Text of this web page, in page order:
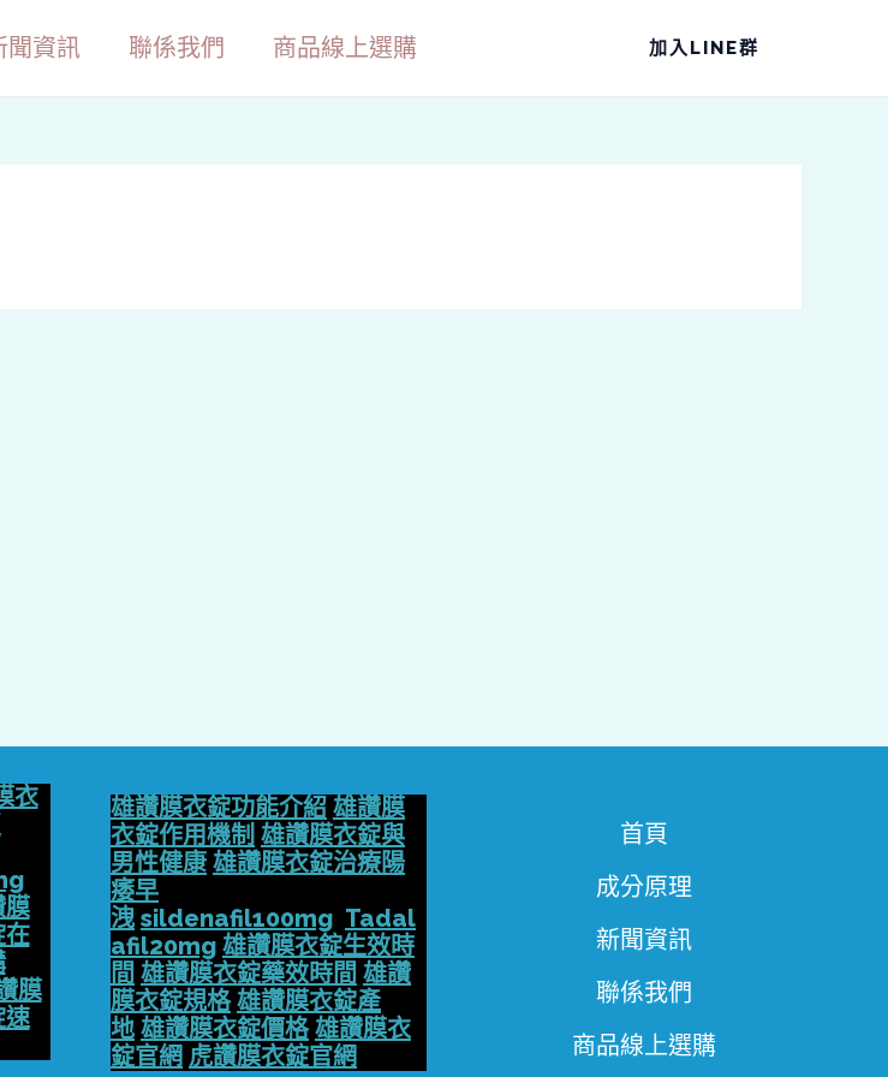
聞資訊 聯係我們 商品線上選購 加入LINE群
衣
膜
在
膜
速
雄讚膜衣錠功能介紹 雄讚膜
衣錠作用機制 雄讚膜衣錠與
男性健康 雄讚膜衣錠治療陽
痿早
洩 sildenafil100mg Tadal
afil20mg 雄讚膜衣錠生效時
間 雄讚膜衣錠藥效時間 雄讚
膜衣錠規格 雄讚膜衣錠產
地 雄讚膜衣錠價格 雄讚膜衣
錠官網 虎讚膜衣錠官網
首頁
成分原理
新聞資訊
聯係我們
商品線上選購